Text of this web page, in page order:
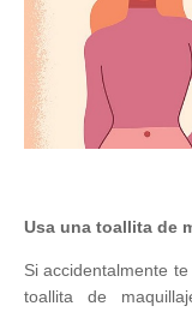
Usa una toallita de
Si accidentalmente
toallita de